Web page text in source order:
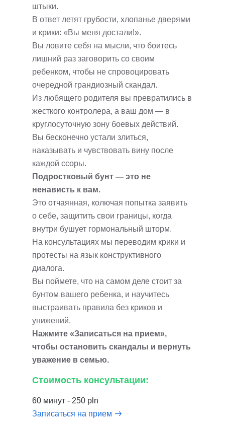
штыки.
В ответ летят грубости, хлопанье дверями
и крики: «Вы меня достали!».
Вы ловите себя на мысли, что боитесь
лишний раз заговорить со своим
ребенком, чтобы не спровоцировать
очередной грандиозный скандал.
Из любящего родителя вы превратились в
жесткого контролера, а ваш дом — в
круглосуточную зону боевых действий.
Вы бесконечно устали злиться,
наказывать и чувствовать вину после
каждой ссоры.
Подростковый бунт — это не
ненависть к вам.
Это отчаянная, колючая попытка заявить
о себе, защитить свои границы, когда
внутри бушует гормональный шторм.
На консультациях мы переводим крики и
протесты на язык конструктивного
диалога.
Вы поймете, что на самом деле стоит за
бунтом вашего ребенка, и научитесь
выстраивать правила без криков и
унижений.
Нажмите «Записаться на прием»,
чтобы остановить скандалы и вернуть
уважение в семью.
Стоимость консультации:
60 минут - 250 pln
Записаться на прием